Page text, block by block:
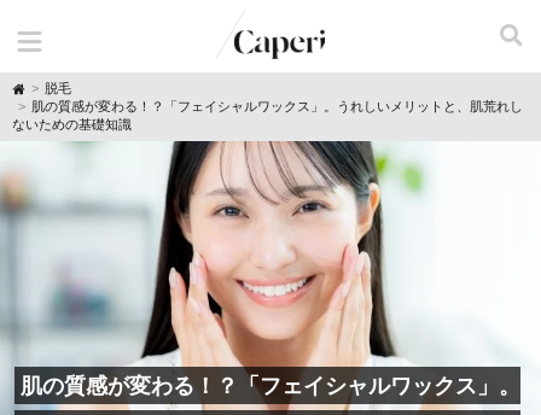
H
o
m
脱毛
肌の質感が変わる！？「フェイシャルワックス」。うれしいメリットと、肌荒れし
ないための基礎知識
肌の質感が変わる！？「フェイシャルワックス」。